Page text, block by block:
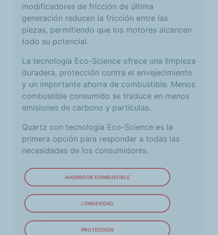
modificadores de fricción de última
generación reducen la fricción entre las
piezas, permitiendo que los motores alcancen
todo su potencial.
La tecnología Eco-Science ofrece una limpieza
duradera, protección contra el envejecimiento
y un importante ahorra de combustible. Menos
combustible consumido se traduce en menos
emisiones de carbono y partículas.
Quartz con tecnología Eco-Science es la
primera opción para responder a todas las
necesidades de los consumidores.
AHORRO DE COMBUSTIBLE
LONGEVIDAD
PROTECCIÓN